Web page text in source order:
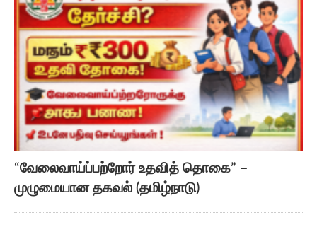
“வேலைவாய்ப்பற்றோர் உதவித் தொகை” –
முழுமையான தகவல் (தமிழ்நாடு)